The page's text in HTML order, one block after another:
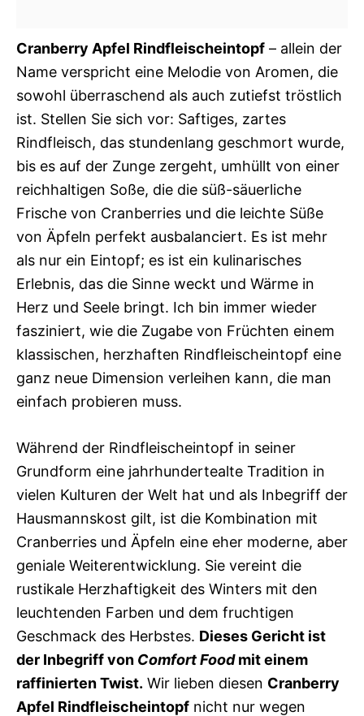
Cranberry Apfel Rindfleischeintopf – allein der
Name verspricht eine Melodie von Aromen, die
sowohl überraschend als auch zutiefst tröstlich
ist. Stellen Sie sich vor: Saftiges, zartes
Rindfleisch, das stundenlang geschmort wurde,
bis es auf der Zunge zergeht, umhüllt von einer
reichhaltigen Soße, die die süß-säuerliche
Frische von Cranberries und die leichte Süße
von Äpfeln perfekt ausbalanciert. Es ist mehr
als nur ein Eintopf; es ist ein kulinarisches
Erlebnis, das die Sinne weckt und Wärme in
Herz und Seele bringt. Ich bin immer wieder
fasziniert, wie die Zugabe von Früchten einem
klassischen, herzhaften Rindfleischeintopf eine
ganz neue Dimension verleihen kann, die man
einfach probieren muss.
Während der Rindfleischeintopf in seiner
Grundform eine jahrhundertealte Tradition in
vielen Kulturen der Welt hat und als Inbegriff der
Hausmannskost gilt, ist die Kombination mit
Cranberries und Äpfeln eine eher moderne, aber
geniale Weiterentwicklung. Sie vereint die
rustikale Herzhaftigkeit des Winters mit den
leuchtenden Farben und dem fruchtigen
Geschmack des Herbstes. Dieses Gericht ist
der Inbegriff von Comfort Foodmit einem
raffinierten Twist. Wir lieben diesen Cranberry
Apfel Rindfleischeintopf nicht nur wegen